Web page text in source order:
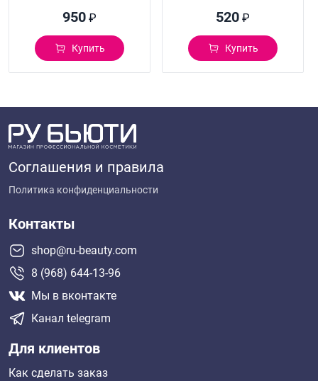
950 ₽
Купить
520 ₽
Купить
Соглашения и правила
Политика конфиденциальности
Контакты
shop@ru-beauty.com
8 (968) 644-13-96
Мы в вконтакте
Канал telegram
Для клиентов
Как сделать заказ